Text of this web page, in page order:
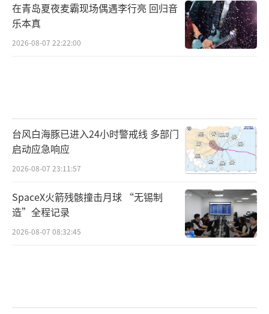
在青岛夏夜麦霸现场偶遇李行亮 回归音
乐本真
2026-08-07 22:22:00
台风白海豚已进入24小时警戒线 多部门
启动应急响应
2026-08-07 23:11:57
SpaceX火箭残骸撞击月球 “无锡制
造”全程记录
2026-08-07 08:32:45